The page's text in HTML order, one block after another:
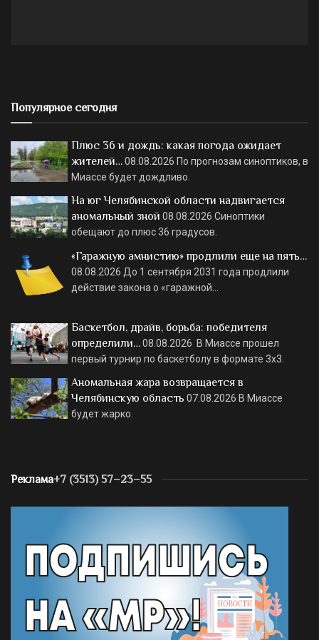
Популярное сегодня
Плюс 36 и дождь: какая погода ожидает
жителей…08.08.2026 По прогнозам синоптиков, в
Миассе будет дождливо.
На юг Челябинской области надвигается
аномальный зной 08.08.2026 Синоптики
обещают до плюс 36 градусов.
«Гаражную амнистию» продлили еще на пять…
08.08.2026 До 1 сентября 2031 года продлили
действие закона о «гаражной…
Баскетбол, драйв, борьба: победителя
определили…08.08.2026 В Миассе прошел
первый турнир по баскетболу в формате 3х3.
Аномальная жара возвращается в
Челябинскую область 07.08.2026 В Миассе
будет жарко.
Реклама+7 (3513) 57–23–55